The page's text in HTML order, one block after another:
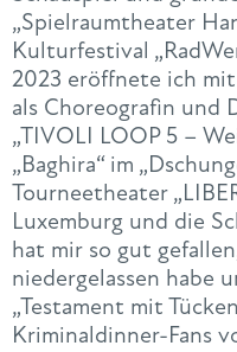
„Spielraumtheater
Kulturfestival
2023 eröffnete ich
als Choreografin und
„TIVOLI LOOP 5 –
„Baghira“ im
Tourneetheater
Luxemburg und die
hat mir so gut
niedergelassen habe
„Testament mit
Kriminaldinner-Fans